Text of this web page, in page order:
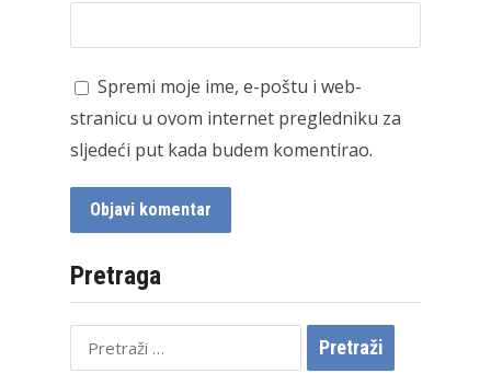
Spremi moje ime, e-poštu i web-
stranicu u ovom internet pregledniku za
sljedeći put kada budem komentirao.
Pretraga
Pretraži: